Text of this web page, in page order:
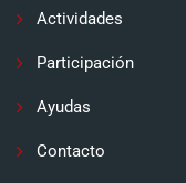
Actividades
Participación
Ayudas
Contacto